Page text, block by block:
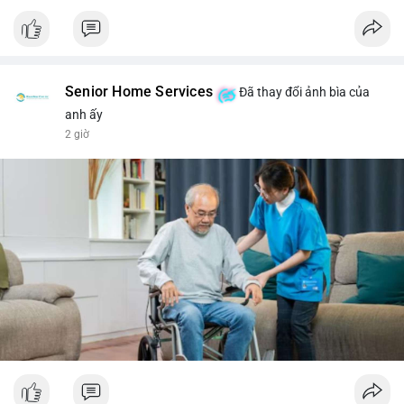
Senior Home Services
Đã thay đổi ảnh bìa của
anh ấy
2 giờ